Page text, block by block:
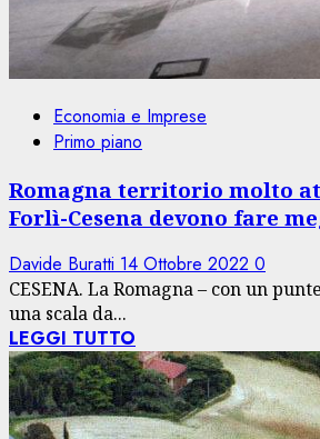
Economia e Imprese
Primo piano
Romagna territorio molto
Forlì-Cesena devono fare
Davide Buratti 14 Ottobre 2022 0
CESENA. La Romagna – con un
una scala da...
LEGGI TUTTO